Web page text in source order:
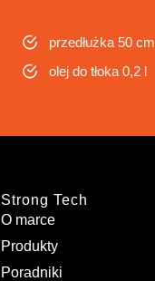
przedłużka 50 cm
olej do tłoka 0,2 l
Strong Tech
O marce
Produkty
Poradniki